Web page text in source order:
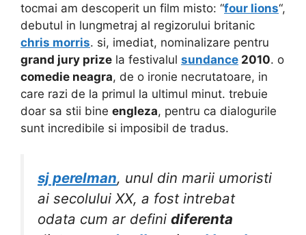
tocmai am descoperit un film misto: “four lions“,
debutul in lungmetraj al regizorului britanic
chris morris. si, imediat, nominalizare pentru
grand jury prize la festivalul sundance 2010. o
comedie neagra, de o ironie necrutatoare, in
care razi de la primul la ultimul minut. trebuie
doar sa stii bine engleza, pentru ca dialogurile
sunt incredibile si imposibil de tradus.
sj perelman, unul din marii umoristi
ai secolului XX, a fost intrebat
odata cum ar defini diferenta